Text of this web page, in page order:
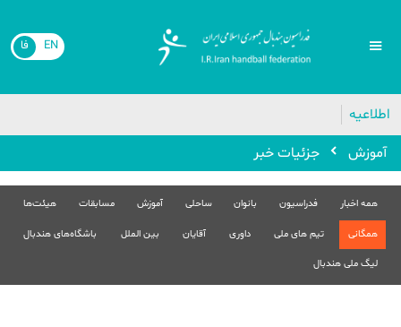
EN فا
اطلاعیه
آموزش
جزئیات خبر
همه اخبار فدراسیون بانوان ساحلی آموزش مسابقات هیئت‌ها
همگانی تیم های ملی داوری آقایان بین الملل باشگاه‌های هندبال
لیگ ملی هندبال